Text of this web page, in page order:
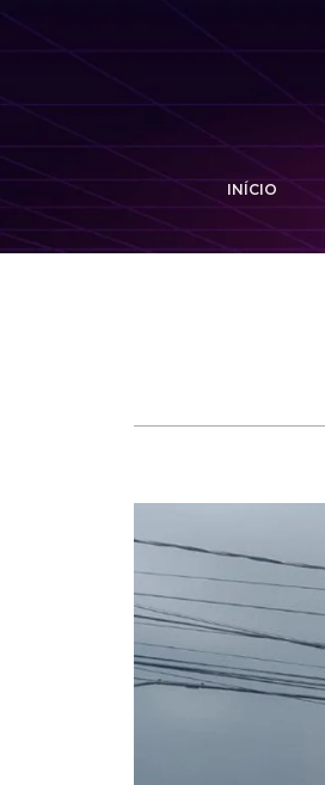
INÍCIO